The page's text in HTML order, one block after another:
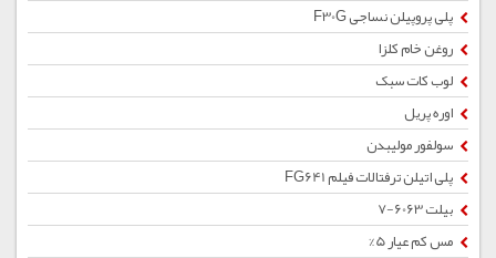
پلی پروپیلن نساجی F30G
روغن خام کلزا
لوب کات سبک
اوره پریل
سولفور مولیبدن
پلی اتیلن ترفتالات فیلم FG641
بیلت 6063-7
مس کم عیار 5%